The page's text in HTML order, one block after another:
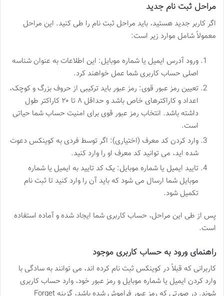
مراحل ثبت نام جدید
اگر کاربر جدید هستید، باید مراحل ثبت نام را طی کنید. این مراحل
معمولاً شامل موارد زیر است:
ورود آدرس ایمیل یا شماره موبایل: این اطلاعات به عنوان شناسه
اصلی حساب کاربری شما عمل خواهند کرد.
تعیین رمز عبور قوی: رمز عبور باید ترکیبی از حروف بزرگ و کوچک،
اعداد و کاراکترهای خاص باشد و حداقل ۸ تا ۲۰ کاراکتر طول
داشته باشد. انتخاب رمز عبور قوی برای امنیت حساب شما حیاتی
است.
وارد کردن کد معرف (اختیاری): اگر توسط فردی به کوینکس دعوت
شده اید، می توانید کد معرف او را وارد کنید.
تایید ایمیل یا شماره موبایل: یک کد تایید به ایمیل یا شماره
موبایل شما ارسال می شود که باید آن را وارد کنید تا ثبت نام
تکمیل شود.
پس از طی این مراحل، حساب کاربری شما ایجاد شده و آماده استفاده
است.
راهنمای ورود به حساب کاربری موجود
کاربرانی که قبلاً در کوینکس ثبت نام کرده اند، می توانند به سادگی با
وارد کردن ایمیل یا شماره موبایل و رمز عبور خود، وارد حساب کاربری